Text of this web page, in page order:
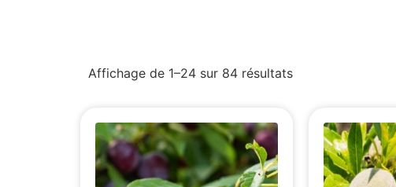
Affichage de 1–24 sur 84 résultats